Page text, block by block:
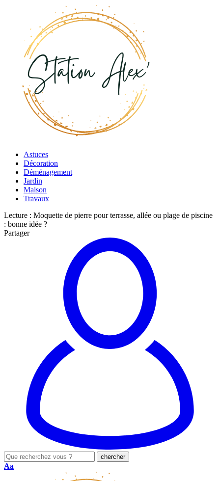
Astuces
Décoration
Déménagement
Jardin
Maison
Travaux
Lecture : Moquette de pierre pour terrasse, allée ou plage de piscine
: bonne idée ?
Partager
Aa